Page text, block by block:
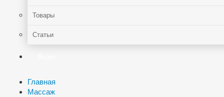
Товары
Статьи
Главная
Массаж